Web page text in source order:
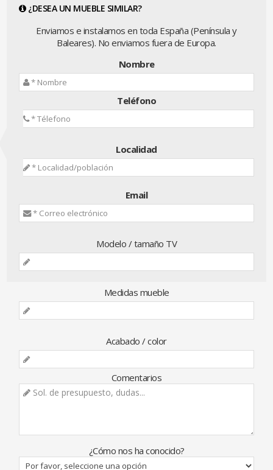
¿DESEA UN MUEBLE SIMILAR?
Enviamos e instalamos en toda España (Península y
Baleares). No enviamos fuera de Europa.
Nombre
Teléfono
Localidad
Email
Modelo / tamaño TV
Medidas mueble
Acabado / color
Comentarios
¿Cómo nos ha conocido?